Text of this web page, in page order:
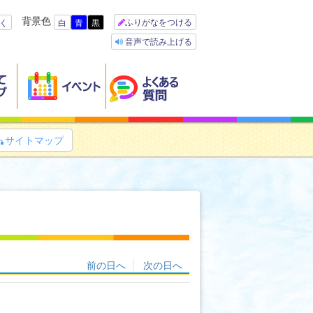
背景色 白 青 黒
ふりがなをつける
音声で読み上げる
サイトマップ
前の日へ 次の日へ